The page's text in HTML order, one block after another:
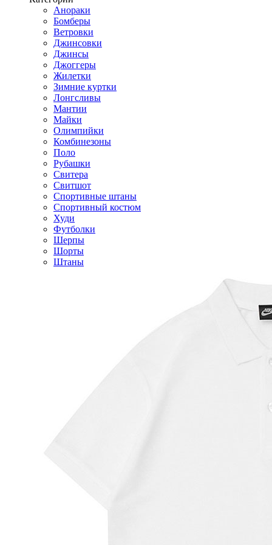
Анораки
Бомберы
Ветровки
Джинсовки
Джинсы
Джоггеры
Жилетки
Зимние куртки
Лонгсливы
Мантии
Майки
Олимпийки
Комбинезоны
Поло
Рубашки
Свитера
Свитшот
Спортивные штаны
Спортивный костюм
Худи
Футболки
Шерпы
Шорты
Штаны